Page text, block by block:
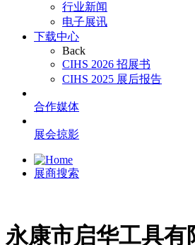
行业新闻
电子展讯
下载中心
Back
CIHS 2026 招展书
CIHS 2025 展后报告
合作媒体
展会掠影
展商搜索
永康市启华工具有